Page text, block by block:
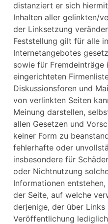
distanziert er sich
Inhalten aller gelinkten/
der Linksetzung
Feststellung gilt für alle
Internetangebotes
sowie für Fremdeinträge
eingerichteten
Diskussionsforen und
von verlinkten Seiten
Meinung darstellen,
allen Gesetzen und
keiner Form zu
fehlerhafte oder
insbesondere für
oder Nichtnutzung
Informationen
der Seite, auf welche
derjenige, der über
Veröffentlichung